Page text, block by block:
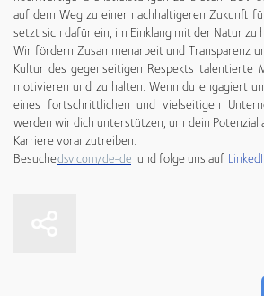
auf dem Weg zu einer nachhaltigeren Zukunft
setzt sich dafür ein, im Einklang mit der Natur zu
Wir fördern Zusammenarbeit und Transparenz
Kultur des gegenseitigen Respekts talentierte
motivieren und zu halten. Wenn du engagiert
eines fortschrittlichen und vielseitigen
werden wir dich unterstützen, um dein Potenzial
Karriere voranzutreiben.
Besuchedsv.com/de-de und folge uns auf